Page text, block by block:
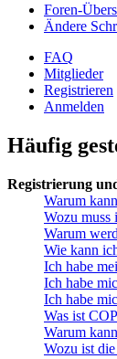
Foren-
Ändere
FAQ
Mitglieder
Registrieren
Anmelden
Häufig
Registrierung
Warum
Wozu muss
Warum
Wie kann
Ich habe
Ich habe
Ich habe
Was ist
Warum
Wozu ist